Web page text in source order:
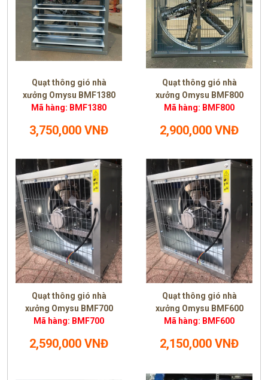
Quạt thông gió nhà
xưởng Omysu BMF1380
Mã hàng: BMF1380
3,750,000 VNĐ
Quạt thông gió nhà
xưởng Omysu BMF800
Mã hàng: BMF800
2,900,000 VNĐ
Quạt thông gió nhà
xưởng Omysu BMF700
Mã hàng: BMF700
2,590,000 VNĐ
Quạt thông gió nhà
xưởng Omysu BMF600
Mã hàng: BMF600
2,150,000 VNĐ